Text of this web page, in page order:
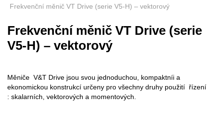
Frekvenční měnič VT Drive (serie V5-H) – vektorový
Frekvenční měnič VT Drive (serie
V5-H) – vektorový
Měniče V&T Drive jsou svou jednoduchou, kompaktníi a
ekonomickou konstrukcí určeny pro všechny druhy použití řízení
: skalarních, vektorových a momentových.